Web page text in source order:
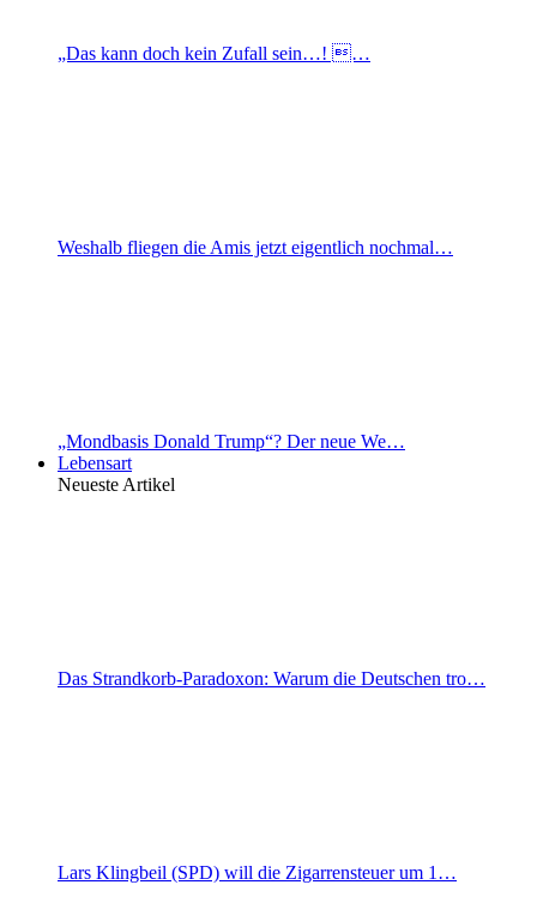
„Das kann doch kein Zufall sein…! …
Weshalb fliegen die Amis jetzt eigentlich nochmal…
„Mondbasis Donald Trump“? Der neue We…
Lebensart
Neueste Artikel
Das Strandkorb-Paradoxon: Warum die Deutschen tro…
Lars Klingbeil (SPD) will die Zigarrensteuer um 1…